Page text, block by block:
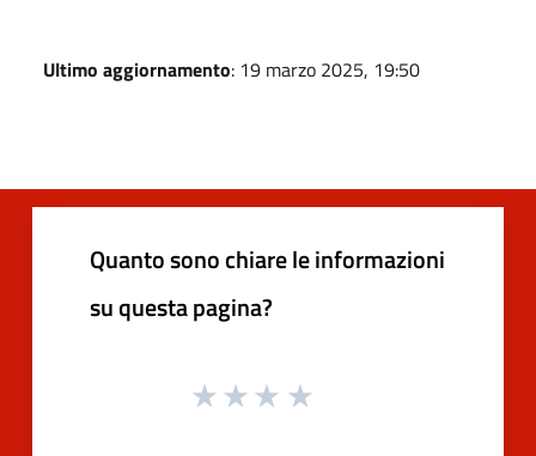
Ultimo aggiornamento: 19 marzo 2025, 19:50
Quanto sono chiare le informazioni
su questa pagina?